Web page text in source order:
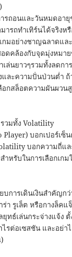
รถอนและวันหมดอา
รถทำเทิร์นได้จริงห
กมอย่างชาญฉลาดแล
อดคล้องกับจุดมุ่งหมา
ล่นยาวๆรวมทั้งลดกา
และความปั่นป่วนต่ำ ถ้
อกสล็อตความผันผวน
วมทั้ง Volatility
Player) บอกเปอร์เซ็
บอกความถี่แ
หรับในการเลือกเกม
บการเดินเงินสำคัญก
ร่า รูเล็ต หรือกางล็คแ
ยุทธ์เล่นกระจ่างแจ้ง
รต่อเซสชัน และอย่า